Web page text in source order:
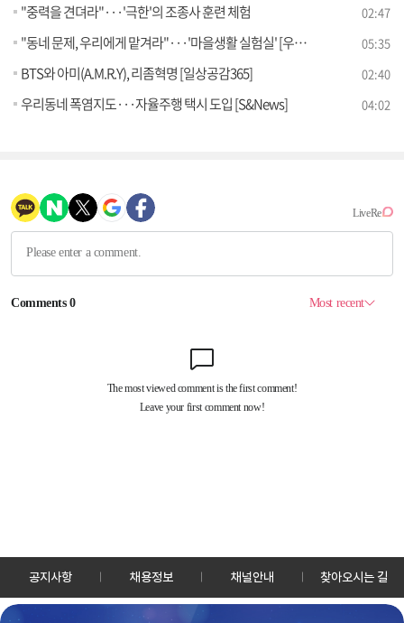
"중력을 견뎌라"···'극한'의 조종사 훈련 체험 02:47
"동네 문제, 우리에게 맡겨라"···'마을생활 실험실' [우리동네 개선문] 05:35
BTS와 아미(A.M.R.Y), 리좀혁명 [일상공감365] 02:40
우리동네 폭염지도···자율주행 택시 도입 [S&News] 04:02
공지사항 채용정보 채널안내 찾아오시는 길